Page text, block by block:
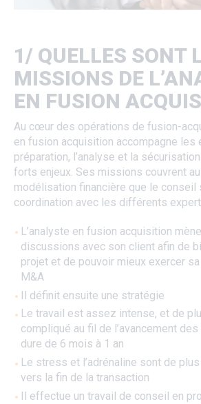
1/ QUELLES SONT
MISSIONS DE
EN FUSION
Au cœur des opérations de fusion-
en fusion acquisition accompagne les
préparation, l’analyse et la
forts enjeux. Ses missions couvrent
modélisation financière que le conseil
coordination avec les différents
L’analyste en fusion acquisition
discussions avec son client afin de
projet et de pouvoir mieux exercer
M&A
Il définit ensuite une stratégie
Le travail est assez intense, et de
compliqué au fil de l’avancement
dure de 6 mois à 1 an
Le stress et l’adrénaline sont de
vers la fin de la transaction
Il effectue un travail de conseil en